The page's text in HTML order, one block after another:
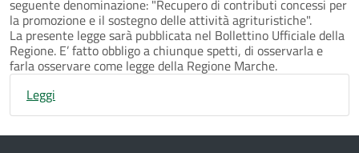
seguente denominazione: "Recupero di contributi concessi per
la promozione e il sostegno delle attività agrituristiche".
La presente legge sarà pubblicata nel Bollettino Ufficiale della
Regione. E’ fatto obbligo a chiunque spetti, di osservarla e
farla osservare come legge della Regione Marche.
Leggi